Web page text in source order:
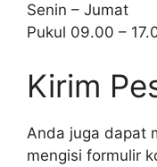
Senin – Jumat
Pukul 09.00 –
Kirim
Anda juga dapat
mengisi formulir